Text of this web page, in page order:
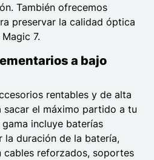
También ofrecemos
preservar la calidad óptica
7.
a bajo
rentables y de alta
el máximo partido a tu
incluye baterías
la duración de la batería,
reforzados, soportes